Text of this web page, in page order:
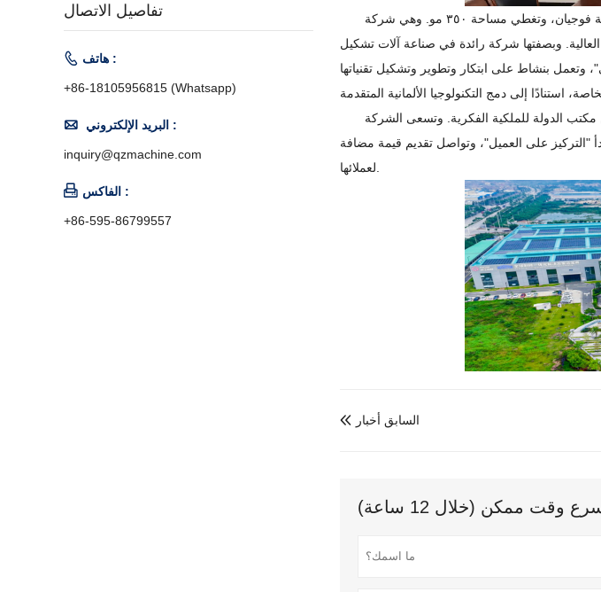
تأسست شركة فوجيان كوانغونغ المحدودة عام ١٩٧٩، ويقع مقرها الرئيسي في تشيوانتشو بمقاطعة فوجيان، وتغطي مساحة ٣٥٠ مو. وهي شركة
وبصفتها شركة رائدة في صناعة آلات تشكيل
وتعمل بنشاط على ابتكار وتطوير وتشكيل تقنياتها
للمنتجات، منها 21 براءة اختراع معتمدة من مكتب الدولة للملكية الفكرية. وتسعى الشركة
على العميل"، وتواصل تقديم قيمة مضافة
 السابق أخبار
ممكن (خلال 12 ساعة)
تفاصيل الاتصال
 هاتف :
+86-18105956815 (Whatsapp)
 البريد الإلكتروني :
inquiry@qzmachine.com
 الفاكس :
+86-595-86799557